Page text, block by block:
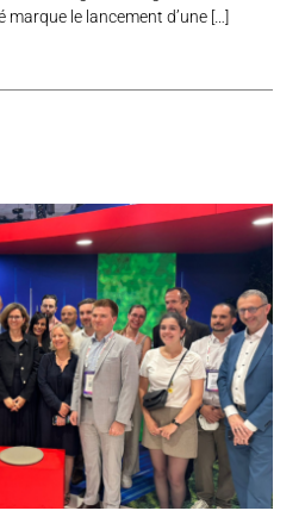
marque le lancement d’une […]